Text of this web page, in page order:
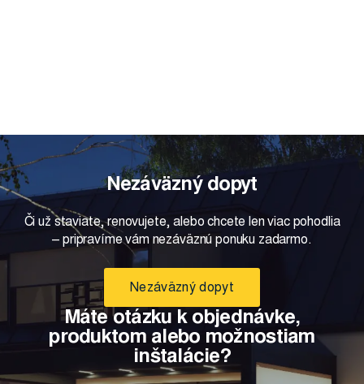
Nezáväzný dopyt
Či už staviate, renovujete, alebo chcete len viac pohodlia
– pripravíme vám nezáväznú ponuku zadarmo.
Nezáväzný dopyt
Máte otázku k objednávke,
produktom alebo možnostiam
inštalácie?